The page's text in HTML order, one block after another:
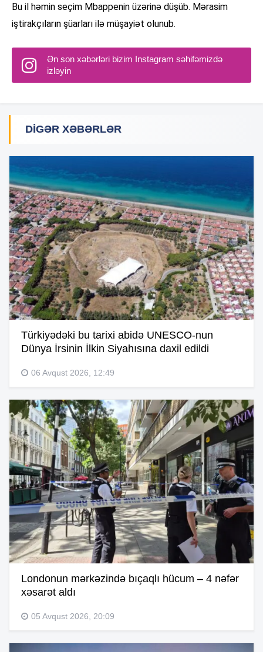
Bu il həmin seçim Mbappenin üzərinə düşüb. Mərasim
iştirakçıların şüarları ilə müşayiət olunub.
Ən son xəbərləri bizim Instagram səhifəmizdə
izləyin
DIGƏR XƏBƏRLƏR
Türkiyədəki bu tarixi abidə UNESCO-nun
Dünya İrsinin İlkin Siyahısına daxil edildi
06 Avqust 2026, 12:49
Londonun mərkəzində bıçaqlı hücum – 4 nəfər
xəsarət aldı
05 Avqust 2026, 20:09